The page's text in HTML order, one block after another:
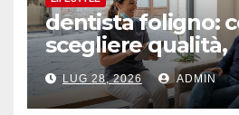
dentista foligno:
scegliere qualità,
prevenzione e
LUG 28, 2026 ADMIN